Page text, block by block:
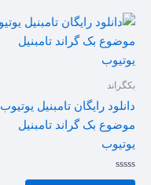
بکگراند
دانلود رایگان تامبنیل یوتیوب
موضوع بک گراند تامبنیل
یوتیوب
امتیاز